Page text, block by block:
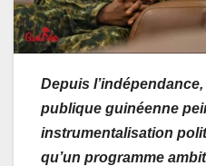
Depuis
publique guinéenne
instrumentalisation
qu’un programme